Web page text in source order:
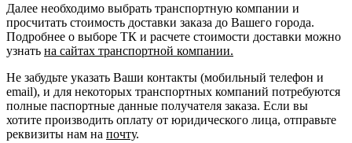
Далее необходимо выбрать транспортную компании и
просчитать стоимость доставки заказа до Вашего города.
Подробнее о выборе ТК и расчете стоимости доставки можно
узнать на сайтах транспортной компании.
Не забудьте указать Ваши контакты (мобильный телефон и
email), и для некоторых транспортных компаний потребуются
полные паспортные данные получателя заказа. Если вы
хотите производить оплату от юридического лица, отправьте
реквизиты нам на почту.